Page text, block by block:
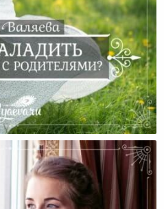
С Родителями?